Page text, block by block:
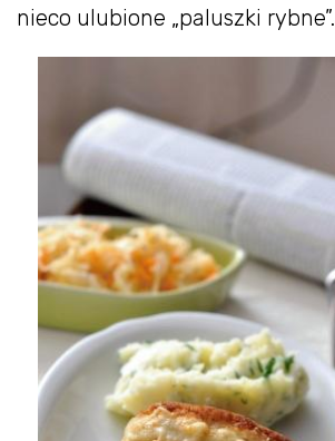
nieco ulubione „paluszki rybne”.